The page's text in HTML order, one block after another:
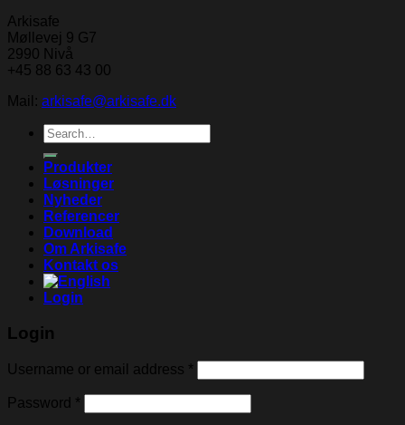
Arkisafe
Møllevej 9 G7
2990 Nivå
+45 88 63 43 00
Mail: arkisafe@arkisafe.dk
Search
for:
Produkter
Løsninger
Nyheder
Referencer
Download
Om Arkisafe
Kontakt os
Login
Login
Username or email address *
Password *